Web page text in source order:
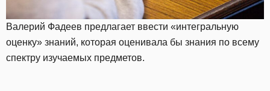
Валерий Фадеев предлагает ввести «интегральную
оценку» знаний, которая оценивала бы знания по всему
спектру изучаемых предметов.